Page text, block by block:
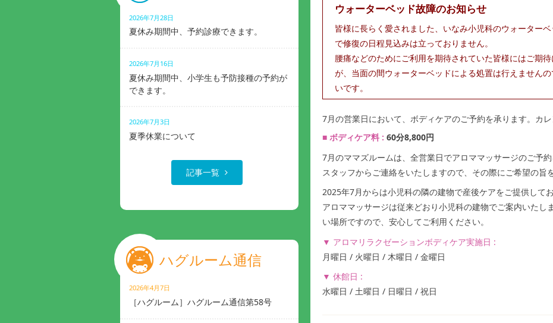
ウォーターベッド故障のお知らせ
皆様に長らく愛されました、いなみ小児科のウォーター
で修復の日程見込みは立っておりません。
腰痛などのためにご利用を期待されていた皆様にはご期
が、当面の間ウォーターベッドによる処置は行えません
いです。
7月の営業日において、ボディケアのご予約を承ります。カレ
■ ボディケア料 : 60分8,800円
7月のママズルームは、全営業日でアロママッサージのご予約
スタッフからご連絡をいたしますので、その際にご希望の旨
2025年7月からは小児科の隣の建物で産後ケアをご提供してお
アロママッサージは従来どおり小児科の建物でご案内いたし
い場所ですので、安心してご利用ください。
▼ アロマリラクゼーションボディケア実施日 :
月曜日 / 火曜日 / 木曜日 / 金曜日
▼ 休館日 :
水曜日 / 土曜日 / 日曜日 / 祝日
2026年7月28日
夏休み期間中、予約診療できます。
2026年7月16日
夏休み期間中、小学生も予防接種の予約が
できます。
2026年7月3日
夏季休業について
記事一覧
ハグルーム通信
2026年4月7日
［ハグルーム］ハグルーム通信第58号